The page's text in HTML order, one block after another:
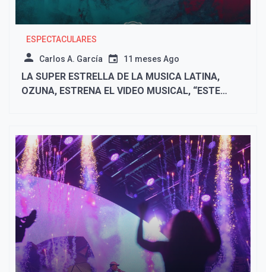
ESPECTACULARES
Carlos A. García 11 meses Ago
LA SUPER ESTRELLA DE LA MUSICA LATINA,
OZUNA, ESTRENA EL VIDEO MUSICAL, “ESTE